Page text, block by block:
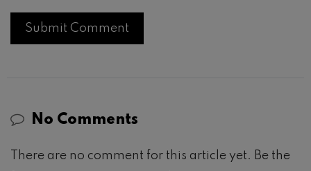
No Comments
There are no comment for this article yet. Be the